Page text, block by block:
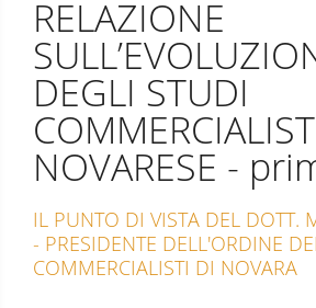
RELAZIONE
DEGLI STUDI
NOVARESE -
IL PUNTO DI VISTA DEL DOTT.
- PRESIDENTE DELL'ORDINE DEI
COMMERCIALISTI DI NOVARA